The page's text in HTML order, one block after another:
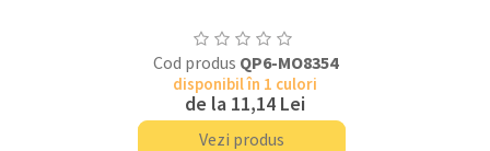
Cod produs QP6-MO8354
disponibil în 1 culori
de la 11,14 Lei
Vezi produs